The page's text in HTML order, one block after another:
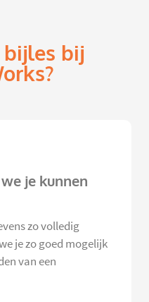
bij
je kunnen
zo volledig
je zo goed mogelijk
van een